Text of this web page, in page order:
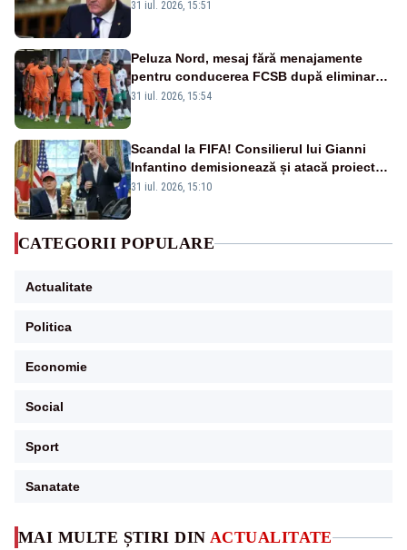
MAI MULTE ȘTIRI DIN ACTUALITATE
România. Autoritățile trebuie să continue
31 iul. 2026, 15:51
Peluza Nord, mesaj fără menajamente
pentru conducerea FCSB după eliminarea
rușinoasă din Conference League
31 iul. 2026, 15:54
Scandal la FIFA! Consilierul lui Gianni
Infantino demisionează și atacă proiectul
privind investitorii străini
31 iul. 2026, 15:10
CATEGORII POPULARE
Actualitate
Politica
Economie
Social
Sport
Sanatate